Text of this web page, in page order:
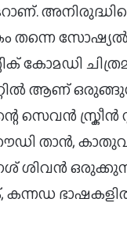
തന്നെ സോഷ്യൽ
കോമഡി
ആണ്
സെവൻ
താൻ,
ശിവൻ
കന്നഡ